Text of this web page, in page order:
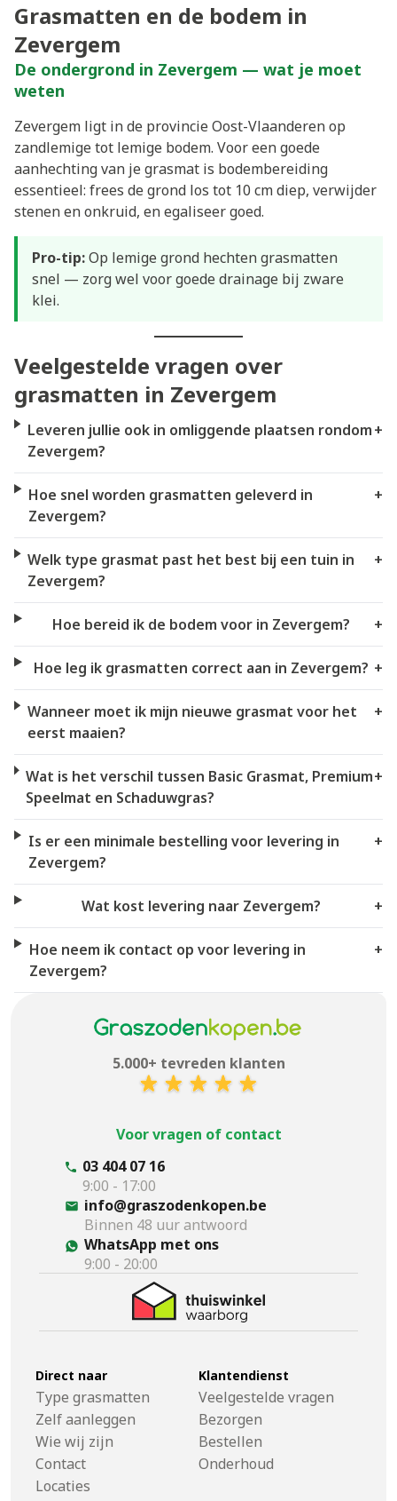
Grasmatten en de bodem in
Zevergem
De ondergrond in Zevergem — wat je moet
weten
Zevergem ligt in de provincie Oost-Vlaanderen op
zandlemige tot lemige bodem. Voor een goede
aanhechting van je grasmat is bodembereiding
essentieel: frees de grond los tot 10 cm diep, verwijder
stenen en onkruid, en egaliseer goed.
Pro-tip:Op lemige grond hechten grasmatten
snel — zorg wel voor goede drainage bij zware
klei.
Veelgestelde vragen over
grasmatten in Zevergem
Leveren jullie ook in omliggende plaatsen rondom
Zevergem?
+
Hoe snel worden grasmatten geleverd in
Zevergem?
+
Welk type grasmat past het best bij een tuin in
Zevergem?
+
Hoe bereid ik de bodem voor in Zevergem? +
Hoe leg ik grasmatten correct aan in Zevergem? +
Wanneer moet ik mijn nieuwe grasmat voor het
eerst maaien?
+
Wat is het verschil tussen Basic Grasmat, Premium
Speelmat en Schaduwgras?
+
Is er een minimale bestelling voor levering in
Zevergem?
+
Wat kost levering naar Zevergem? +
Hoe neem ik contact op voor levering in
Zevergem?
+
5.000+ tevreden klanten
Voor vragen of contact
03 404 07 16
9:00 - 17:00
info@graszodenkopen.be
Binnen 48 uur antwoord
WhatsApp met ons
9:00 - 20:00
Direct naar
Type grasmatten
Zelf aanleggen
Wie wij zijn
Contact
Locaties
Klantendienst
Veelgestelde vragen
Bezorgen
Bestellen
Onderhoud